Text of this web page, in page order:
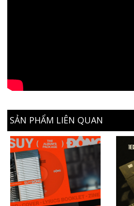
SẢN PHẨM LIÊN QUAN